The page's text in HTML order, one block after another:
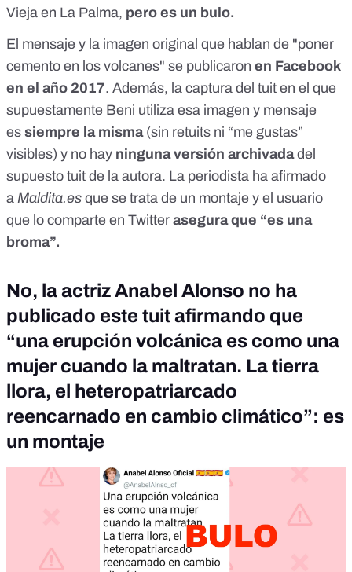
Vieja en La Palma, pero es un bulo.
El mensaje y la imagen original que hablan de "poner
cemento en los volcanes" se publicaron en Facebook
en el año 2017. Además, la captura del tuit en el que
supuestamente Beni utiliza esa imagen y mensaje
es siempre la misma(sin retuits ni “me gustas”
visibles) y no hay ninguna versión archivadadel
supuesto tuit de la autora. La periodista ha afirmado
a Maldita.es que se trata de un montaje y el usuario
que lo comparte en Twitter asegura que “es una
broma”.
No, la actriz Anabel Alonso no ha
publicado este tuit afirmando que
“una erupción volcánica es como una
mujer cuando la maltratan. La tierra
llora, el heteropatriarcado
reencarnado en cambio climático”: es
un montaje